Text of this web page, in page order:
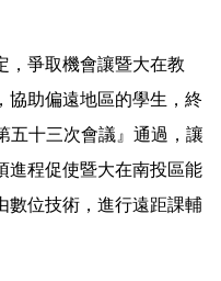
爭取機會讓暨大在教
協助偏遠地區的學生，終
五十三次會議』通過，讓
進程促使暨大在南投區能
數位技術，進行遠距課輔